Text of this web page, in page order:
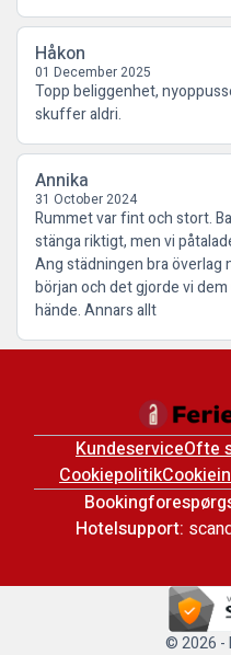
Håkon
01 December 2025
Topp beliggenhet,
skuffer aldri.
Annika
31 October 2024
Rummet var fint och stort.
stänga riktigt, men vi
Ang städningen bra överlag
början och det gjorde vi
hände. Annars allt
KundeserviceOfte
Cookiepolitik
Hotelsupport:
© 2026 -